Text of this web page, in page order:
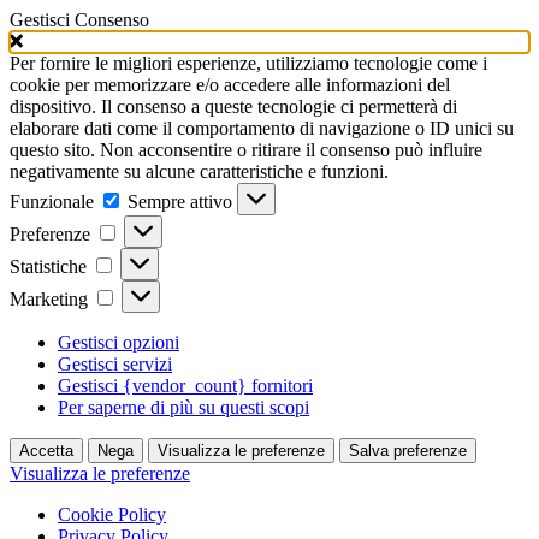
Gestisci Consenso
Per fornire le migliori esperienze, utilizziamo tecnologie come i
cookie per memorizzare e/o accedere alle informazioni del
dispositivo. Il consenso a queste tecnologie ci permetterà di
elaborare dati come il comportamento di navigazione o ID unici su
questo sito. Non acconsentire o ritirare il consenso può influire
negativamente su alcune caratteristiche e funzioni.
Funzionale
Funzionale
Sempre attivo
Preferenze
Preferenze
Statistiche Statistiche
Marketing Marketing
Gestisci opzioni
Gestisci servizi
Gestisci {vendor_count} fornitori
Per saperne di più su questi scopi
Accetta Nega Visualizza le preferenze Salva preferenze
Visualizza le preferenze
Cookie Policy